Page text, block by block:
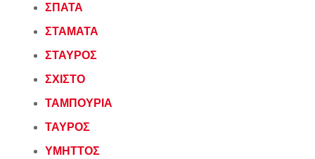
ΣΠΑΤΑ
ΣΤΑΜΑΤΑ
ΣΤΑΥΡΟΣ
ΣΧΙΣΤΟ
ΤΑΜΠΟΥΡΙΑ
ΤΑΥΡΟΣ
ΥΜΗΤΤΟΣ